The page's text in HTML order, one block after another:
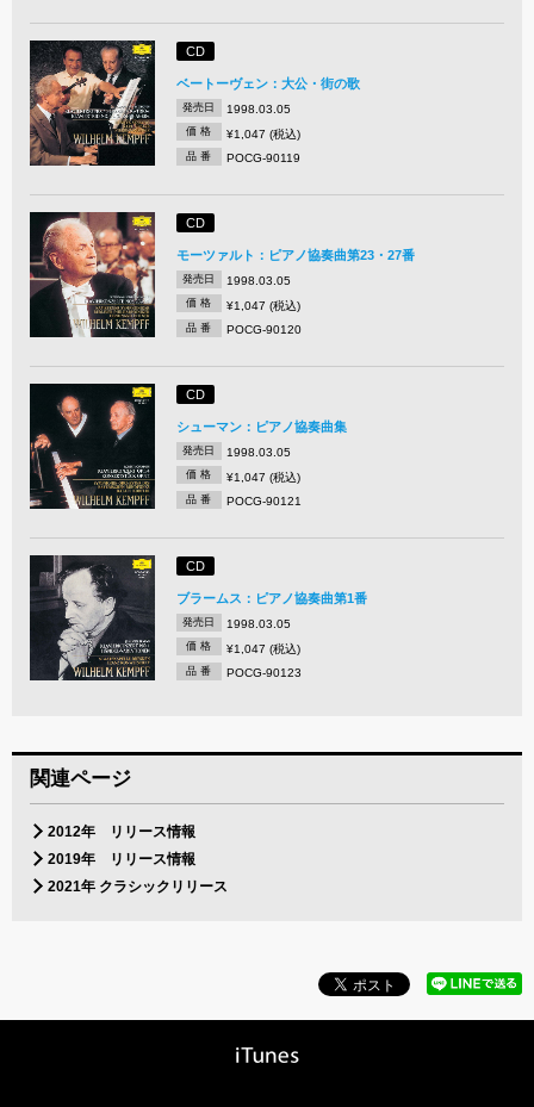
CD
ベートーヴェン：大公・街の歌
発売日 1998.03.05
価 格 ¥1,047 (税込)
品 番 POCG-90119
CD
モーツァルト：ピアノ協奏曲第23・27番
発売日 1998.03.05
価 格 ¥1,047 (税込)
品 番 POCG-90120
CD
シューマン：ピアノ協奏曲集
発売日 1998.03.05
価 格 ¥1,047 (税込)
品 番 POCG-90121
CD
ブラームス：ピアノ協奏曲第1番
発売日 1998.03.05
価 格 ¥1,047 (税込)
品 番 POCG-90123
関連ページ
2012年 リリース情報
2019年 リリース情報
2021年 クラシックリリース